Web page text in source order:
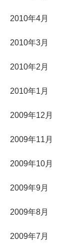
2010年4月
2010年3月
2010年2月
2010年1月
2009年12月
2009年11月
2009年10月
2009年9月
2009年8月
2009年7月